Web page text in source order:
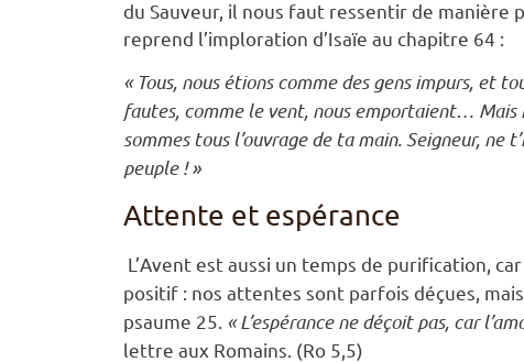
du Sauveur, il nous faut ressentir de manière
reprend l’imploration d’Isaïe au chapitre 64 :
« Tous, nous étions comme des gens impurs, et
fautes, comme le vent, nous emportaient… Mais
sommes tous l’ouvrage de ta main. Seigneur, ne
peuple ! »
Attente et espérance
L’Avent est aussi un temps de purification,
positif : nos attentes sont parfois déçues,
psaume 25. « L’espérance ne déçoit pas, car
lettre aux Romains. (Ro 5,5)